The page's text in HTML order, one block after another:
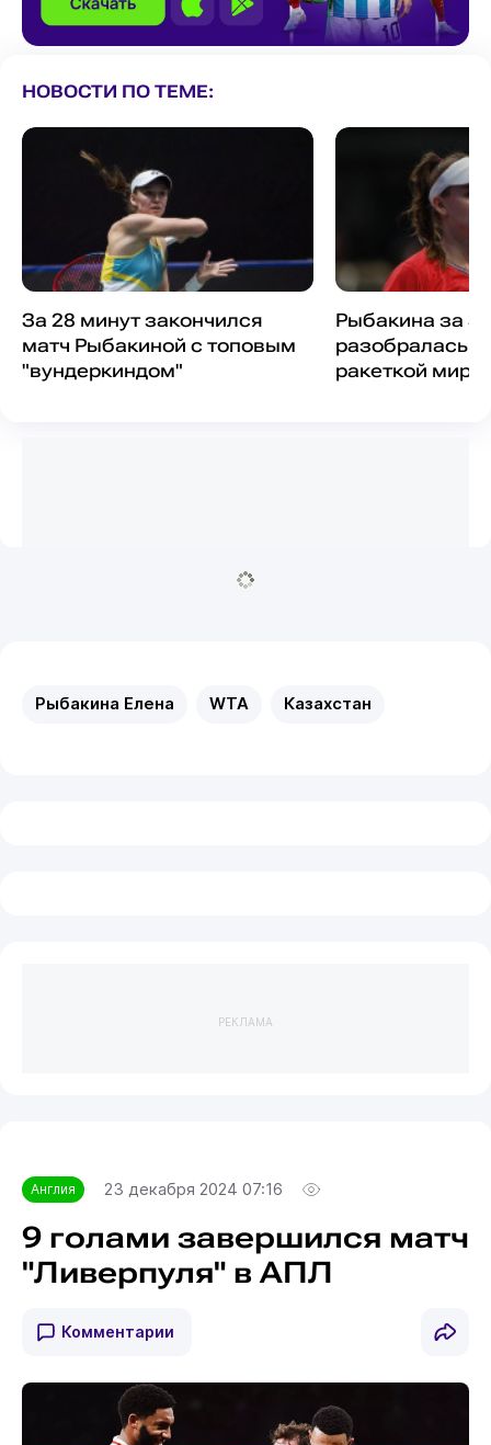
НОВОСТИ ПО ТЕМЕ:
За 28 минут закончился
матч Рыбакиной с топовым
"вундеркиндом"
Рыбакина за
разобралась с
ракеткой мира
Рыбакина Елена WTA Казахстан
РЕКЛАМА
Англия 23 декабря 2024 07:16
9 голами завершился матч
"Ливерпуля" в АПЛ
Комментарии